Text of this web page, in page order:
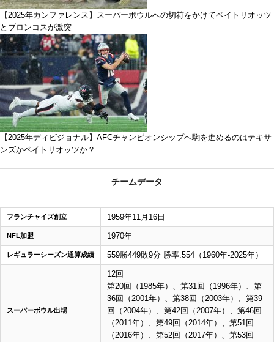
【2025年カンファレンス】スーパーボウルへの切符をかけてペイトリオッツ
とブロンコスが激突
【2025年ディビジョナル】AFCチャンピオンシップへ駒を進めるのはテキサ
ンズかペイトリオッツか？
チームデータ
フランチャイズ創立 1959年11月16日
NFL加盟 1970年
レギュラーシーズン通算成績 559勝449敗9分 勝率.554（1960年-2025年）
スーパーボウル出場
12回
第20回（1985年）、第31回（1996年）、第
36回（2001年）、第38回（2003年）、第39
回（2004年）、第42回（2007年）、第46回
（2011年）、第49回（2014年）、第51回
（2016年）、第52回（2017年）、第53回